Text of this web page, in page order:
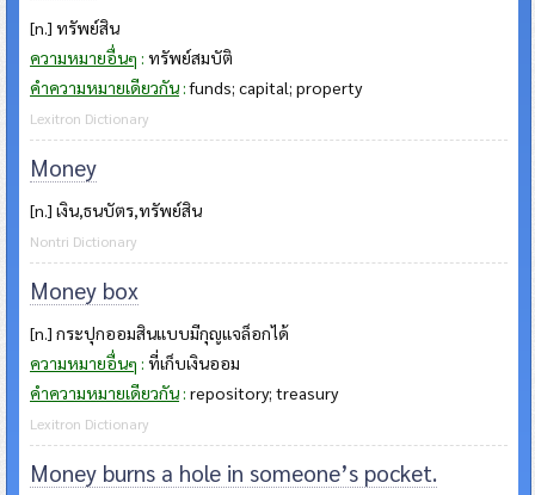
[n.] ทรัพย์สิน
ความหมายอื่นๆ : ทรัพย์สมบัติ
คำความหมายเดียวกัน :funds; capital; property
Lexitron Dictionary
Money
[n.] เงิน,ธนบัตร,ทรัพย์สิน
Nontri Dictionary
Money box
[n.] กระปุกออมสินแบบมีกุญแจล็อกได้
ความหมายอื่นๆ : ที่เก็บเงินออม
คำความหมายเดียวกัน : repository; treasury
Lexitron Dictionary
Money burns a hole in someone’s pocket.